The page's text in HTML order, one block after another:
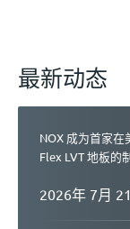
中文
最新动态
NOX 成为首家
Flex LVT 地板的
2026年 7月